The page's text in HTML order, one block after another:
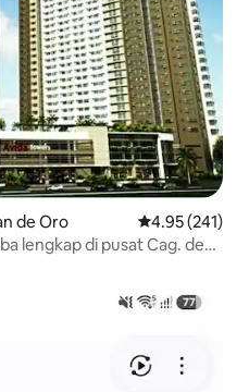
de Oro Penarafan
4.95 (241)
lengkap di pusat Cag. de